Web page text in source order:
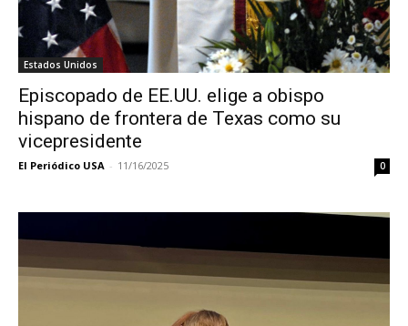
Estados Unidos
Episcopado de EE.UU. elige a obispo
hispano de frontera de Texas como su
vicepresidente
El Periódico USA - 11/16/2025 0